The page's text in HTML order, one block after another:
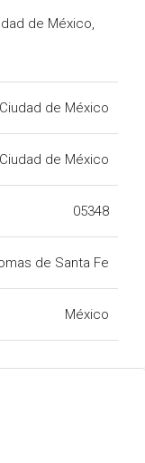
de México,
Ciudad de México
Ciudad de México
05348
de Santa Fe
México